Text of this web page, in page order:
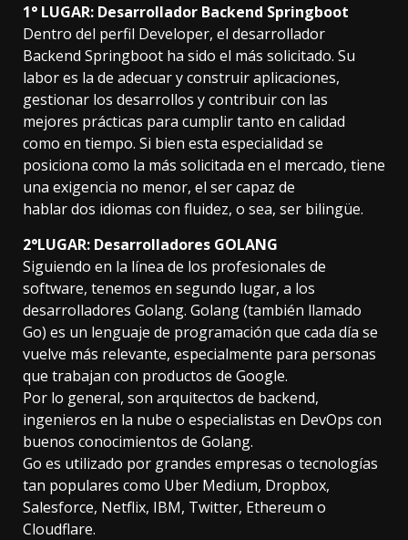
1° LUGAR: Desarrollador Backend Springboot
Dentro del perfil Developer, el desarrollador
Backend Springboot ha sido el más solicitado. Su
labor es la de adecuar y construir aplicaciones,
gestionar los desarrollos y contribuir con las
mejores prácticas para cumplir tanto en calidad
como en tiempo. Si bien esta especialidad se
posiciona como la más solicitada en el mercado, tiene
una exigencia no menor, el ser capaz de
hablar dos idiomas con fluidez, o sea, ser bilingüe.
2°LUGAR: Desarrolladores GOLANG
Siguiendo en la línea de los profesionales de
software, tenemos en segundo lugar, a los
desarrolladores Golang. Golang (también llamado
Go) es un lenguaje de programación que cada día se
vuelve más relevante, especialmente para personas
que trabajan con productos de Google.
Por lo general, son arquitectos de backend,
ingenieros en la nube o especialistas en DevOps con
buenos conocimientos de Golang.
Go es utilizado por grandes empresas o tecnologías
tan populares como Uber Medium, Dropbox,
Salesforce, Netflix, IBM, Twitter, Ethereum o
Cloudflare.